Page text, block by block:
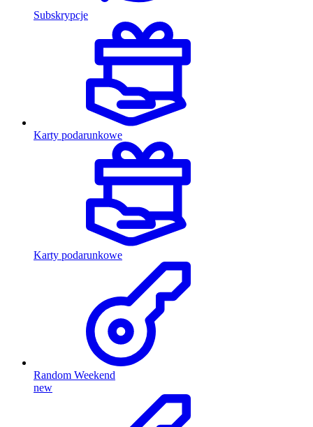
Subskrypcje
Karty podarunkowe
Karty podarunkowe
Random Weekend
new